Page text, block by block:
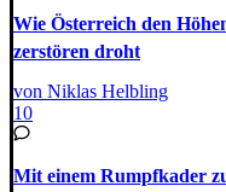
Wie Österreich den
zerstören droht
von Niklas Helbling
10
Mit einem Rumpfkader